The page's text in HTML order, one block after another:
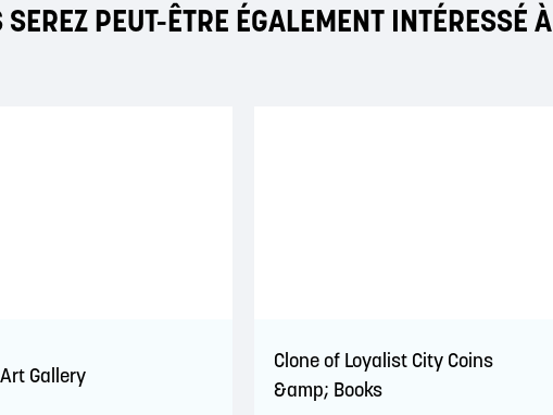
SEREZ PEUT-ÊTRE ÉGALEMENT INTÉRESSÉ À
Gallery
Clone of Loyalist City Coins
&amp; Books